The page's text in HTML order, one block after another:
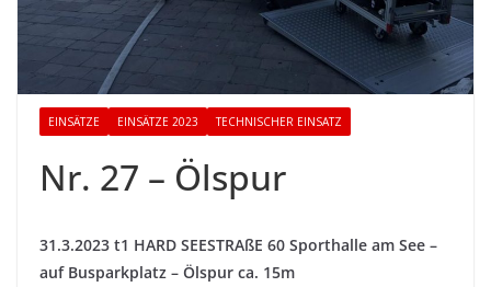
EINSÄTZE EINSÄTZE 2023 TECHNISCHER EINSATZ
Nr. 27 – Ölspur
31.3.2023 t1 HARD SEESTRAßE 60 Sporthalle am See –
auf Busparkplatz – Ölspur ca. 15m